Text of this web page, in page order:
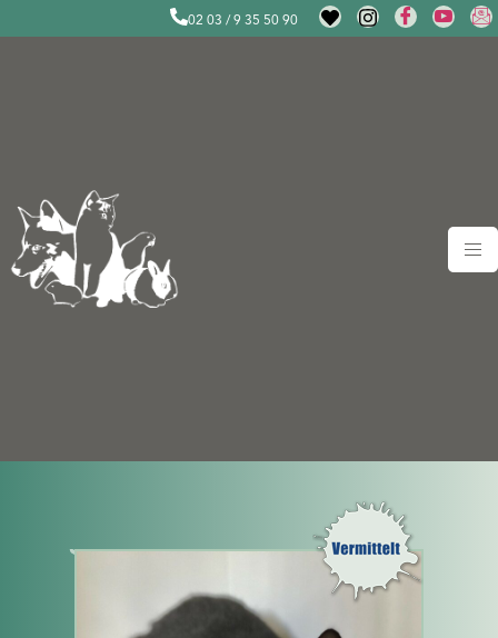
02 03 / 9 35 50 90